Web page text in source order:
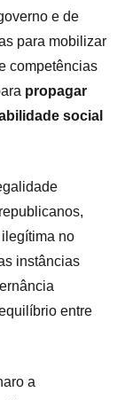
e de
para mobilizar
competências
propagar
social
no
instâncias
entre
a